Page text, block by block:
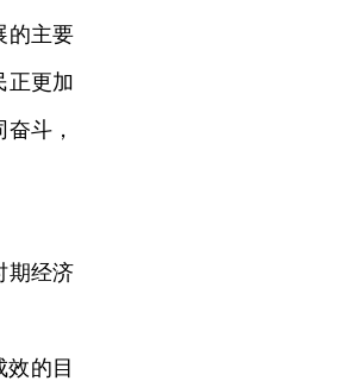
的主要
正更加
斗，
期经济
的目